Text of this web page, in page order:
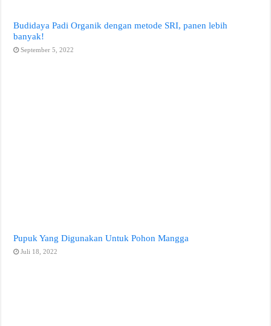
Budidaya Padi Organik dengan metode SRI, panen lebih
banyak!
September 5, 2022
Pupuk Yang Digunakan Untuk Pohon Mangga
Juli 18, 2022